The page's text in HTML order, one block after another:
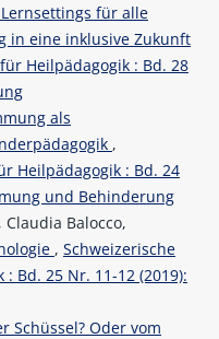
für alle
in eine inklusive Zukunft
Heilpädagogik : Bd. 28
als
,
Heilpädagogik : Bd. 24
und Behinderung
Balocco,
, Schweizerische
Bd. 25 Nr. 11-12 (2019):
Schüssel? Oder vom